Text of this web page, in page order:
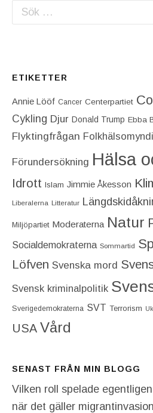
Sök efter:
ETIKETTER
Annie Lööf Cancer Centerpartiet‎
Cykling Djur Donald Trump Ebba
Flyktingfrågan
Förundersökning Hälsa
Idrott Islam Jimmie Åkesson
Liberalerna Litteratur
Miljöpartiet Moderaterna Natur
Socialdemokraterna Sommartid
Löfven Svenska mord
Svensk kriminalpolitik
Sverigedemokraterna SVT Terrorism
USA Vård
SENAST FRÅN MIN BLOGG
Vilken roll spelade
när det gäller